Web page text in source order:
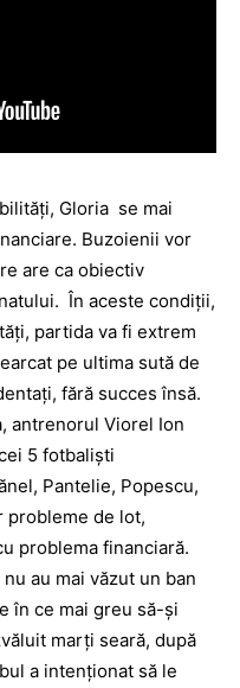
Gloria se mai
Buzoienii vor
are ca obiectiv
În aceste condiții,
partida va fi extrem
pe ultima sută de
fără succes însă.
antrenorul Viorel Ion
5 fotbaliști
Pantelie, Popescu,
probleme de lot,
problema financiară.
au mai văzut un ban
în ce mai greu să-și
marţi seară, după
a intenţionat să le